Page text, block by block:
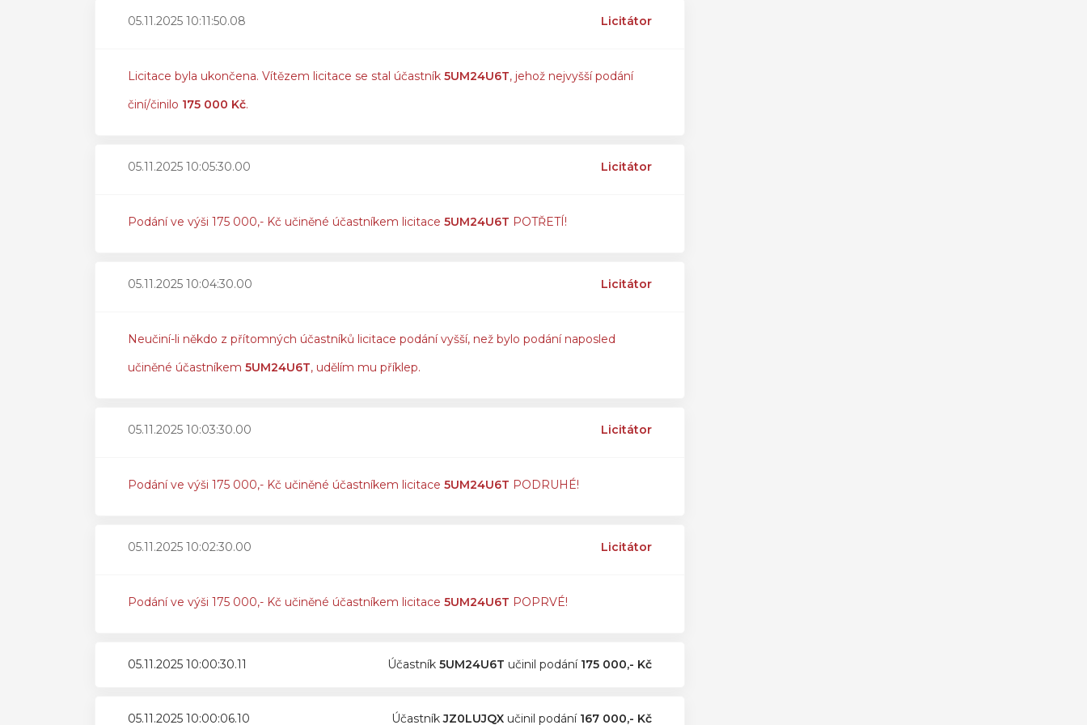
05.11.2025 10:11:50.08 Licitátor
Licitace byla ukončena. Vítězem licitace se stal účastník 5UM24U6T, jehož nejvyšší podání
činí/činilo 175 000 Kč.
05.11.2025 10:05:30.00 Licitátor
Podání ve výši 175 000,- Kč učiněné účastníkem licitace 5UM24U6T POTŘETÍ!
05.11.2025 10:04:30.00 Licitátor
Neučiní-li někdo z přítomných účastníků licitace podání vyšší, než bylo podání naposled
učiněné účastníkem 5UM24U6T, udělím mu příklep.
05.11.2025 10:03:30.00 Licitátor
Podání ve výši 175 000,- Kč učiněné účastníkem licitace 5UM24U6T PODRUHÉ!
05.11.2025 10:02:30.00 Licitátor
Podání ve výši 175 000,- Kč učiněné účastníkem licitace 5UM24U6T POPRVÉ!
05.11.2025 10:00:30.11 Účastník 5UM24U6T učinil podání 175 000,- Kč
05.11.2025 10:00:06.10 ÚčastníkJZ0LUJQX učinil podání 167 000,- Kč